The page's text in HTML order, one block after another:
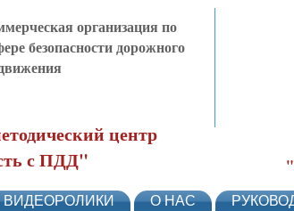
организация по
безопасности дорожного
центр
с ПДД"
ВИДЕОРОЛИКИ О НАС